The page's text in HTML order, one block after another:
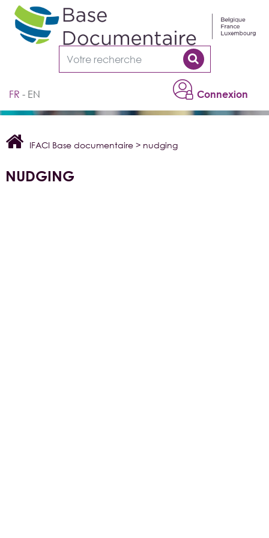
Connexion
FR EN
IFACI Base documentaire > nudging
NUDGING
Cookies management panel